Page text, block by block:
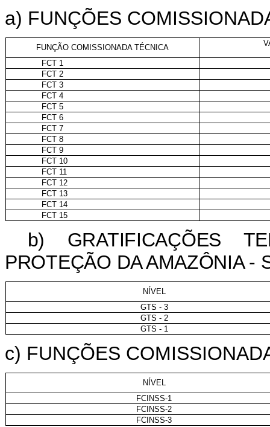
a) FUNÇÕES
FUNÇÃO COMISSIONADA TÉCNICA
FCT 1
FCT 2
FCT 3
FCT 4
FCT 5
FCT 6
FCT 7
FCT 8
FCT 9
FCT 10
FCT 11
FCT 12
FCT 13
FCT 14
FCT 15
b) GRATIFICAÇÕES
PROTEÇÃO DA AMAZÔNIA -
NÍVEL
GTS - 3
GTS - 2
GTS - 1
c) FUNÇÕES
NÍVEL
FCINSS-1
FCINSS-2
FCINSS-3